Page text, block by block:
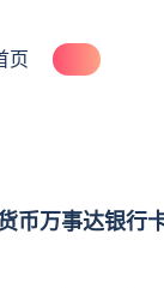
页
币万事达银行